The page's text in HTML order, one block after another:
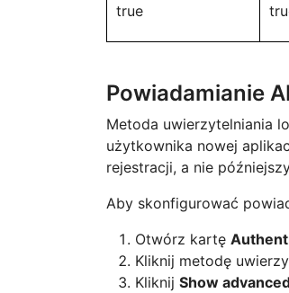
true
Powiadamianie
Metoda uwierzytelniania
użytkownika nowej
rejestracji, a nie
Aby skonfigurować
Otwórz kartę
Kliknij metodę
Kliknij Show